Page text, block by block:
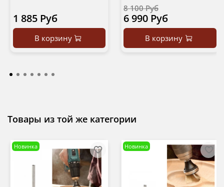
1 885 Руб
В корзину
8 100 Руб
6 990 Руб
В корзину
Товары из той же категории
Новинка Новинка